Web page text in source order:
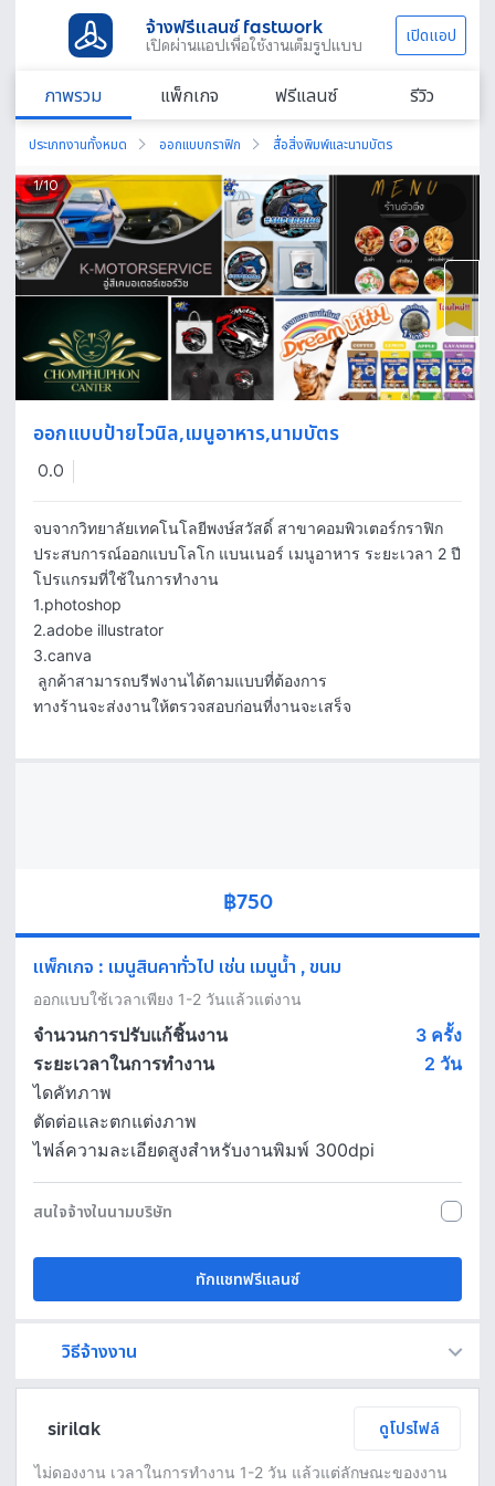
จ้างฟรีแลนซ์ fastwork
เปิดผ่านแอปเพื่อใช้งานเต็มรูปแบบ เปิดแอป
ภาพรวม แพ็กเกจ ฟรีแลนซ์ รีวิว
ประเภทงานทั้งหมด ออกแบบกราฟิก สื่อสิ่งพิมพ์และนามบัตร
1/10
ออกแบบป้ายไวนิล,เมนูอาหาร,นามบัตร
0.0
จบจากวิทยาลัยเทคโนโลยีพงษ์สวัสดิ์ สาขาคอมพิวเตอร์กราฟิก
ประสบการณ์ออกแบบโลโก แบนเนอร์ เมนูอาหาร ระยะเวลา 2 ปี
โปรแกรมที่ใช้ในการทำงาน
1.photoshop
2.adobe illustrator
3.canva
ทางร้านจะส่งงานให้ตรวจสอบก่อนที่งานจะเสร็จ
฿750
แพ็กเกจ : เมนูสินคาทั่วไป เช่น เมนูน้ำ , ขนม
ออกแบบใช้เวลาเพียง 1-2 วันแล้วแต่งาน
จำนวนการปรับแก้ชิ้นงาน
3 ครั้ง
ระยะเวลาในการทำงาน
2 วัน
ไดคัทภาพ
ตัดต่อและตกแต่งภาพ
ไฟล์ความละเอียดสูงสำหรับงานพิมพ์ 300dpi
สนใจจ้างในนามบริษัท
ทักแชทฟรีแลนซ์
วิธีจ้างงาน
sirilak ดูโปรไฟล์
ไม่ดองงาน เวลาในการทำงาน 1-2 วัน แล้วแต่ลักษณะของงาน